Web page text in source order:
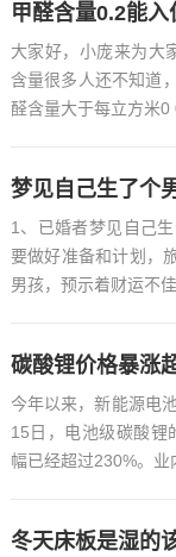
甲醛含量0.2能入
大家好，小庞来为大
含量很多人还不知道
醛含量大于每立方米0
1、已婚者梦见自己
要做好准备和计划，
男孩，预示着财运不
碳酸锂价格暴涨
今年以来，新能源电
15日，电池级碳酸锂
幅已经超过230%。业
冬天床板是湿的